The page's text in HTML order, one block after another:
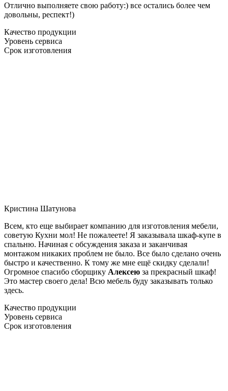
Отлично выполняете свою работу:) все остались более чем
довольны, респект!)
Качество продукции
Уровень сервиса
Срок изготовления
Кристина Шатунова
Всем, кто еще выбирает компанию для изготовления мебели,
советую Кухни мол! Не пожалеете! Я заказывала шкаф-купе в
спальню. Начиная с обсуждения заказа и заканчивая
монтажом никаких проблем не было. Все было сделано очень
быстро и качественно. К тому же мне ещё скидку сделали!
Огромное спасибо сборщику Алексею за прекрасный шкаф!
Это мастер своего дела! Всю мебель буду заказывать только
здесь.
Качество продукции
Уровень сервиса
Срок изготовления